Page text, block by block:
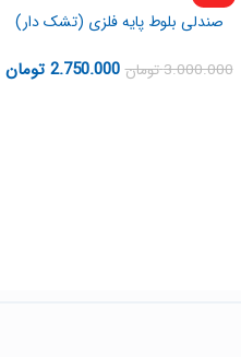
صندلی بلوط پایه فلزی (تشک دار)
3.000.000تومان 2.750.000 تومان